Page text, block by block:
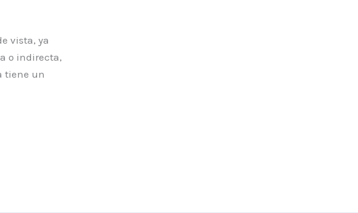
vista, ya
o indirecta,
tiene un